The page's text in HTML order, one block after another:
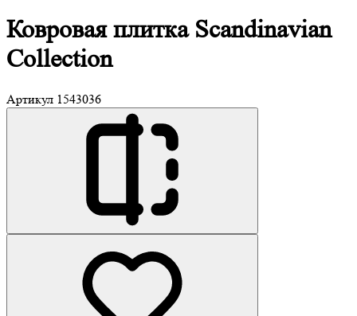
Ковровая плитка Scandinavian
Collection
Артикул 1543036